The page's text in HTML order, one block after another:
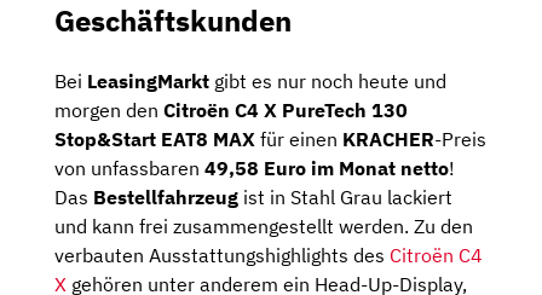
Geschäftskunden
Bei LeasingMarkt gibt es nur noch heute und
morgen den Citroën C4 X PureTech 130
Stop&Start EAT8 MAX für einen KRACHER-Preis
von unfassbaren 49,58 Euro im Monat netto!
Das Bestellfahrzeug ist in Stahl Grau lackiert
und kann frei zusammengestellt werden. Zu den
verbauten Ausstattungshighlights des Citroën C4
X gehören unter anderem ein Head-Up-Display,